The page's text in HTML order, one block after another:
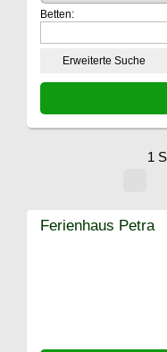
Betten:
Erweiterte Suche
1
Ferienhaus Petra